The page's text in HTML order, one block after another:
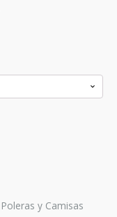
Poleras y Camisas